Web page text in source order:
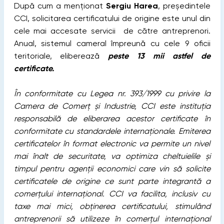
După cum a menționat Sergiu Harea, președintele
CCI, solicitarea certificatului de origine este unul din
cele mai accesate servicii de către antreprenori.
Anual, sistemul cameral împreună cu cele 9 oficii
teritoriale, eliberează peste 13 mii astfel de
certificate.
În conformitate cu Legea nr. 393/1999 cu privire la
Camera de Comerț și Industrie, CCI este instituția
responsabilă de eliberarea acestor certificate în
conformitate cu standardele internaționale. Emiterea
certificatelor în format electronic va permite un nivel
mai înalt de securitate, va optimiza cheltuielile și
timpul pentru agenții economici care vin să solicite
certificatele de origine ce sunt parte integrantă a
comerțului internațional. CCI va facilita, inclusiv cu
taxe mai mici, obținerea certificatului, stimulând
antreprenorii să utilizeze în comerțul internațional